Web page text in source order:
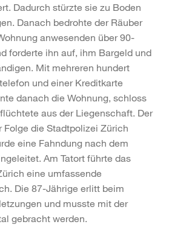
Dadurch stürzte sie zu Boden
Danach bedrohte der Räuber
anwesenden über 90-
forderte ihn auf, ihm Bargeld und
Mit mehreren hundert
und einer Kreditkarte
danach die Wohnung, schloss
aus der Liegenschaft. Der
Folge die Stadtpolizei Zürich
eine Fahndung nach dem
Am Tatort führte das
eine umfassende
Die 87-Jährige erlitt beim
und musste mit der
gebracht werden.